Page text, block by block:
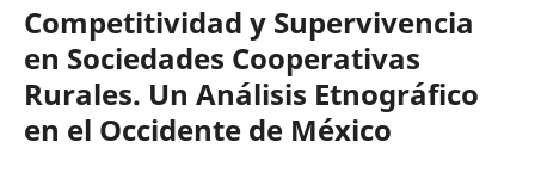
Competitividad y Supervivencia
en Sociedades Cooperativas
Rurales. Un Análisis Etnográfico
en el Occidente de México